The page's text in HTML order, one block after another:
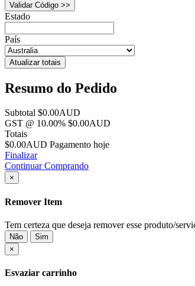
Validar Código >>
Estado
País
Atualizar totais
Resumo do Pedido
Subtotal $0.00AUD
GST @ 10.00% $0.00AUD
Totais
$0.00AUD Pagamento hoje
Finalizar
Continuar Comprando
×
Remover Item
Tem certeza que deseja remover esse produto/
Não
Sim
×
Esvaziar carrinho